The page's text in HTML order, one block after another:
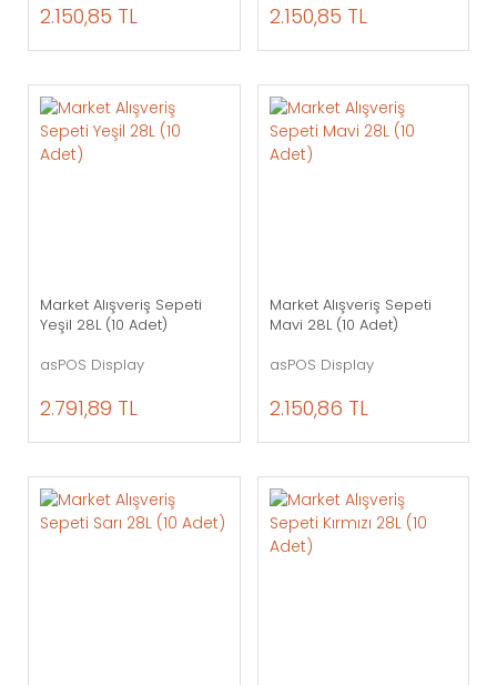
2.150,85 TL 2.150,85 TL
Market Alışveriş Sepeti
Yeşil 28L (10 Adet)
asPOS Display
2.791,89 TL
Market Alışveriş Sepeti
Mavi 28L (10 Adet)
asPOS Display
2.150,86 TL